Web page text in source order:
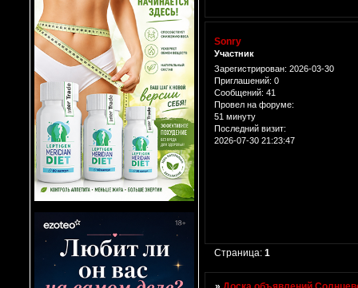
Sonry
Участник
Зарегистрирован: 2026-03-30
Приглашений: 0
Сообщений: 41
Провел на форуме:
51 минуту
Последний визит:
2026-07-30 21:23:47
Страница:1